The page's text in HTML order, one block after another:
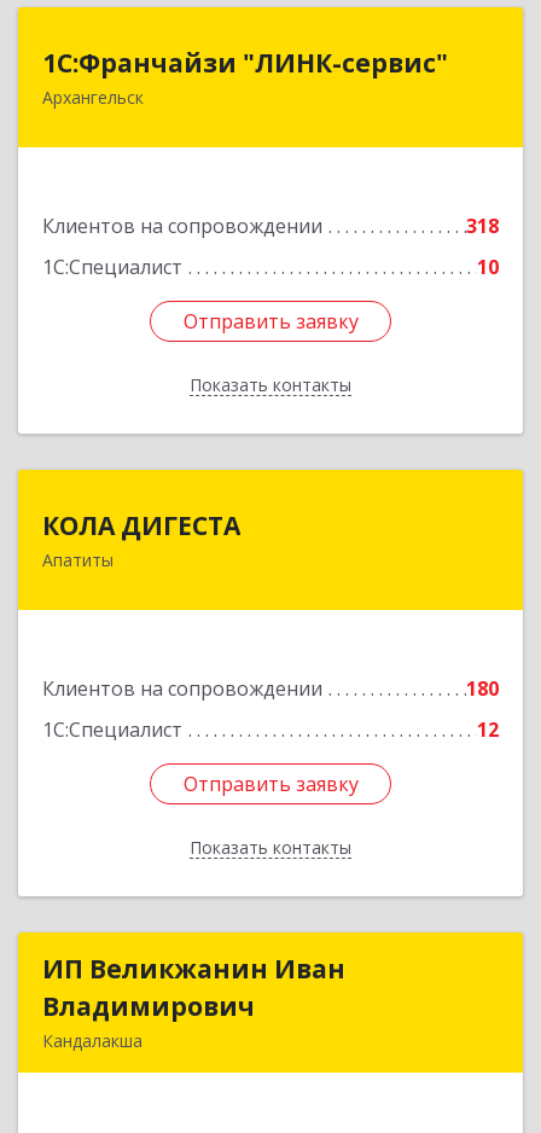
1С:Франчайзи "ЛИНК-сервис"
Архангельск
Клиентов на сопровождении
318
1С:Специалист
10
Отправить заявку
Показать контакты
1С:Франчайзи "ЛИНК-сервис"
163000, Архангельская обл, Архангельск г,
Отправить заявку
Назад
КОЛА ДИГЕСТА
Апатиты
Клиентов на сопровождении
180
1С:Специалист
12
Отправить заявку
Показать контакты
Отправить заявку
Назад
ИП Великжанин Иван
Владимирович
Кандалакша
ИП Великжанин Иван